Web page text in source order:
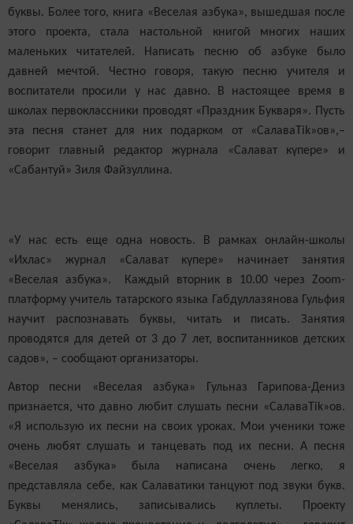
буквы. Более того, книга «Веселая азбука», вышедшая после
этого проекта, стала настольной книгой многих наших
маленьких читателей. Написать песню об азбуке было
давней мечтой. Честно говоря, такую песню учителя и
воспитатели просили у нас давно. В настоящее время в
школах первоклассники проводят «Праздник Букваря». Пусть
эта песня станет для них подарком от «СалаваTik»ов»,–
говорит главный редактор журнала «Салават күпере» и
«Сабантуй» Зиля Файзуллина.
«У нас есть еще одна новость. В рамках онлайн-школы
«Ихлас» журнал «Салават күпере» начинает занятия
«Веселая азбука». Каждый вторник в 10.00 через Zoom-
платформу учитель татарского языка Габдуллазянова Гульфия
научит распознавать буквы, читать и писать. Занятия
проводятся для детей от 3 до 7 лет, воспитанников детских
садов», – сообщают организаторы.
Автор песни «Веселая азбука» Гульназ Гарипова-Дениз
признается, что давно любит слушать песни «СалаваTik»ов.
«Я использую их песни на своих уроках. Мои ученики тоже
очень любят слушать и танцевать под их песни. А песня
«Веселая азбука» была написана очень легко, я
представляла себе, как Салаватики танцуют под звуки букв.
Буквы менялись, записывались куплеты. Проекту